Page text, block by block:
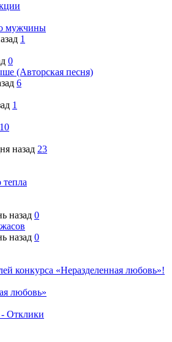
мужчины
1
0
(Авторская песня)
6
1
10
назад 23
тепла
назад 0
назад 0
конкурса «Неразделенная любовь»!
любовь»
- Отклики